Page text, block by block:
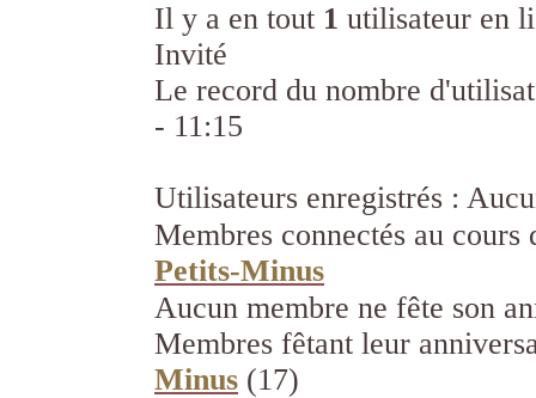
Il y a en tout 1 utilisateur en
Invité
Le record du nombre
- 11:15
Utilisateurs enregistrés :
Membres connectés au
Petits-Minus
Aucun membre ne fête son
Membres fêtant leur
Minus (17)